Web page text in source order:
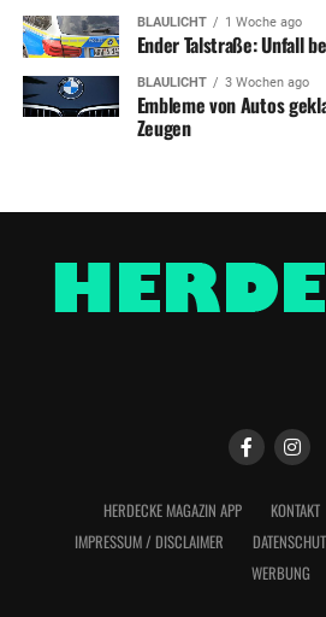
BLAULICHT 1 Woche ago
Ender Talstraße: Unfall
BLAULICHT 3 Wochen ago
Embleme von Autos
Zeugen
HERDECKE MAGAZIN APP KONTAKT
IMPRESSUM / DISCLAIMER
WERBUNG